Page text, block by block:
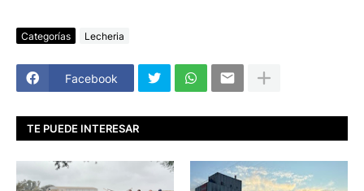
Categorías Lecheria
Facebook
TE PUEDE INTERESAR